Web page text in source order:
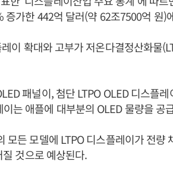
가한 442억 달러(약 62조7500억 원)
이 확대와 고부가 저온다결정산화물
패널이, 첨단 LTPO OLED 디스플
는 애플에 대부분의 OLED 물량을 공
모든 모델에 LTPO 디스플레이가 전량
것으로 예상된다.